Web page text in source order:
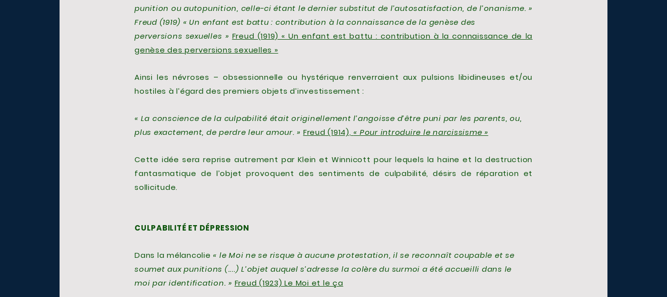
punition ou autopunition, celle-ci étant le dernier substitut de l’autosatisfaction, de l’onanisme. »
Freud (1919) « Un enfant est battu : contribution à la connaissance de la genèse des
perversions sexuelles » Freud (1919) « Un enfant est battu : contribution à la connaissance de la
genèse des perversions sexuelles »
Ainsi les névroses – obsessionnelle ou hystérique renverraient aux pulsions libidineuses et/ou
hostiles à l’égard des premiers objets d’investissement :
« La conscience de la culpabilité était originellement l’angoisse d’être puni par les parents, ou,
plus exactement, de perdre leur amour. » Freud (1914),« Pour introduire le narcissisme »
Cette idée sera reprise autrement par Klein et Winnicott pour lequels la haine et la destruction
fantasmatique de l’objet provoquent des sentiments de culpabilité, désirs de réparation et
sollicitude.
CULPABILITÉ ET DÉPRESSION
Dans la mélancolie« le Moi ne se risque à aucune protestation, il se reconnaît coupable et se
soumet aux punitions (....) L’objet auquel s’adresse la colère du surmoi a été accueilli dans le
moi par identification. » Freud (1923) Le Moi et le ça